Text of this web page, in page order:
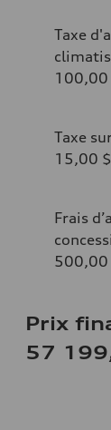
Taxe
100,00
Taxe
15,00 $
Frais
500,00
Prix
57